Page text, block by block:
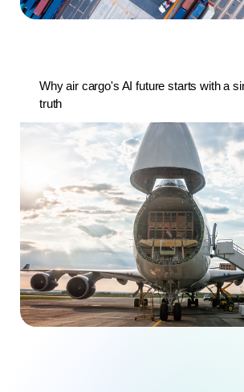
Why air cargo's AI future starts with a
truth